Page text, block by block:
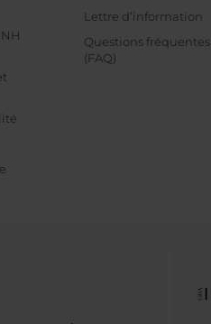
Lettre d’information
Questions fréquentes
(FAQ)